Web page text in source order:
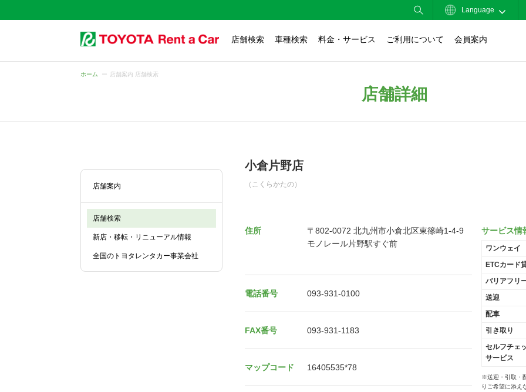
Language
店舗検索 車種検索 料金・サービス ご利用について 会員案内
ホーム 店舗案内 店舗検索
店舗詳細
店舗案内
店舗検索
新店・移転・リニューアル情報
全国のトヨタレンタカー事業会社
小倉片野店
（こくらかたの）
住所
〒802-0072 北九州市小倉北区東篠崎1-4-9
モノレール片野駅すぐ前
電話番号 093-931-0100
FAX番号 093-931-1183
マップコード 16405535*78
サービス情
ワンウェイ
ETCカード
バリアフリ
送迎
配車
引き取り
セルフチェ
サービス
※送迎・引取・
りご希望に添え